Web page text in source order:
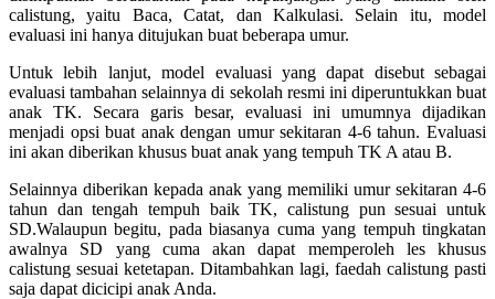
calistung, yaitu Baca, Catat, dan Kalkulasi. Selain itu, model
evaluasi ini hanya ditujukan buat beberapa umur.
Untuk lebih lanjut, model evaluasi yang dapat disebut sebagai
evaluasi tambahan selainnya di sekolah resmi ini diperuntukkan buat
anak TK. Secara garis besar, evaluasi ini umumnya dijadikan
menjadi opsi buat anak dengan umur sekitaran 4-6 tahun. Evaluasi
ini akan diberikan khusus buat anak yang tempuh TK A atau B.
Selainnya diberikan kepada anak yang memiliki umur sekitaran 4-6
tahun dan tengah tempuh baik TK, calistung pun sesuai untuk
SD.Walaupun begitu, pada biasanya cuma yang tempuh tingkatan
awalnya SD yang cuma akan dapat memperoleh les khusus
calistung sesuai ketetapan. Ditambahkan lagi, faedah calistung pasti
saja dapat dicicipi anak Anda.